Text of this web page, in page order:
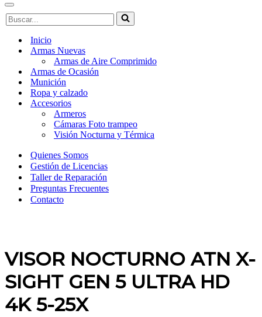
navegación
Menú
de
navegación
Buscar...
Inicio
Armas Nuevas
Armas de Aire Comprimido
Armas de Ocasión
Munición
Ropa y calzado
Accesorios
Armeros
Cámaras Foto trampeo
Visión Nocturna y Térmica
Quienes Somos
Gestión de Licencias
Taller de Reparación
Preguntas Frecuentes
Contacto
VISOR NOCTURNO ATN X-
SIGHT GEN 5 ULTRA HD
4K 5-25X